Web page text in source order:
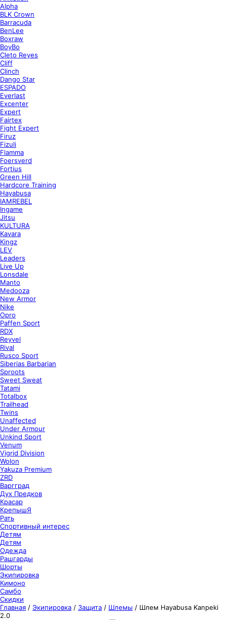
Alpha
BLK Crown
Barracuda
BenLee
Boxraw
BoyBo
Cleto Reyes
Cliff
Clinch
Dango Star
ESPADO
Everlast
Excenter
Expert
Fairtex
Fight Expert
Firuz
Fizuli
Flamma
Foersverd
Fortius
Green Hill
Hardcore Training
Hayabusa
IAMREBEL
Ingame
Jitsu
KULTURA
Kavara
Kingz
LEV
Leaders
Live Up
Lonsdale
Manto
Medooza
New Armor
Nike
Opro
Paffen Sport
RDX
Reyvel
Rival
Rusco Sport
Siberias Barbarian
Sproots
Sweet Sweat
Tatami
Totalbox
Trailhead
Twins
Unaffected
Under Armour
Unkind Sport
Venum
Vigrid Division
Wolon
Yakuza Premium
ZRD
Варгград
Дух Предков
Красар
КрепышЯ
Рать
Спортивный интерес
Детям
Детям
Одежда
Рашгарды
Шорты
Экипировка
Кимоно
Самбо
Скидки
Главная / Экипировка / Защита / Шлемы / Шлем Hayabusa Kanpeki
2.0